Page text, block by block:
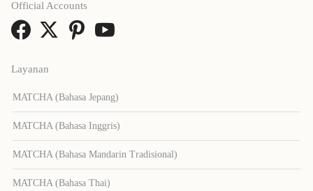
Layanan
MATCHA (Bahasa Jepang)
MATCHA (Bahasa Inggris)
MATCHA (Bahasa Mandarin Tradisional)
MATCHA (Bahasa Thai)
Official Accounts